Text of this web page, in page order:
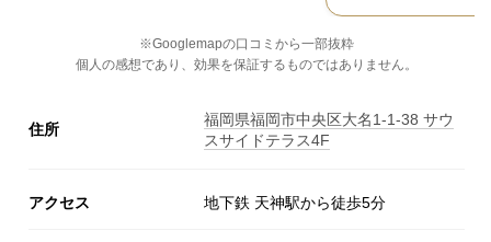
※Googlemapの口コミから一部抜粋
個人の感想であり、効果を保証するものではありません。
住所
福岡県福岡市中央区大名1-1-38 サウ
スサイドテラス4F
アクセス 地下鉄 天神駅から徒歩5分